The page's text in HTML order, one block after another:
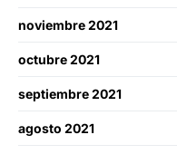
noviembre 2021
octubre 2021
septiembre 2021
agosto 2021